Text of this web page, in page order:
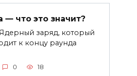
— что это значит?
заряд, который
к концу раунда
0 18